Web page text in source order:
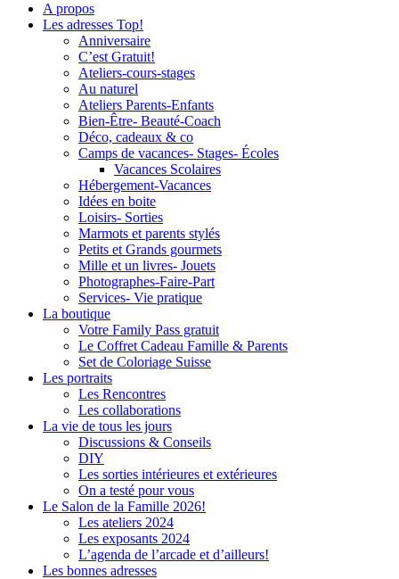
A propos
Les adresses Top!
Anniversaire
C’est Gratuit!
Ateliers-cours-stages
Au naturel
Ateliers Parents-Enfants
Bien-Être- Beauté-Coach
Déco, cadeaux & co
Camps de vacances- Stages- Écoles
Vacances Scolaires
Hébergement-Vacances
Idées en boite
Loisirs- Sorties
Marmots et parents stylés
Petits et Grands gourmets
Mille et un livres- Jouets
Photographes-Faire-Part
Services- Vie pratique
La boutique
Votre Family Pass gratuit
Le Coffret Cadeau Famille & Parents
Set de Coloriage Suisse
Les portraits
Les Rencontres
Les collaborations
La vie de tous les jours
Discussions & Conseils
DIY
Les sorties intérieures et extérieures
On a testé pour vous
Le Salon de la Famille 2026!
Les ateliers 2024
Les exposants 2024
L’agenda de l’arcade et d’ailleurs!
Les bonnes adresses